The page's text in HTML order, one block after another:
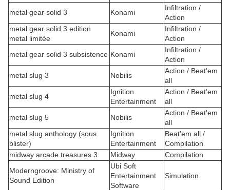
metal gear solid 3
Konami
Infiltration /
Action
metal gear solid 3 edition
metal limitée
Konami
Infiltration /
Action
metal gear solid 3 subsistence Konami
Infiltration /
Action
metal slug 3
Nobilis
Action / Beat'em
all
metal slug 4
Ignition
Entertainment
Action / Beat'em
all
metal slug 5
Nobilis
Action / Beat'em
all
metal slug anthology (sous
blister)
Ignition
Entertainment
Beat'em all /
Compilation
midway arcade treasures 3
Midway
Compilation
Moderngroove: Ministry of
Sound Edition
Ubi Soft
Entertainment
Software
Simulation